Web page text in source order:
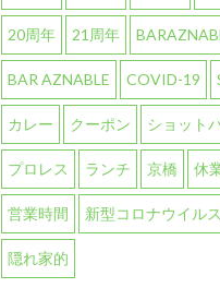
20周年 21周年
BAR AZNABLE COVID-19
カレー クーポン ショット
プロレス ランチ 京橋 休
営業時間 新型コロナウイル
隠れ家的